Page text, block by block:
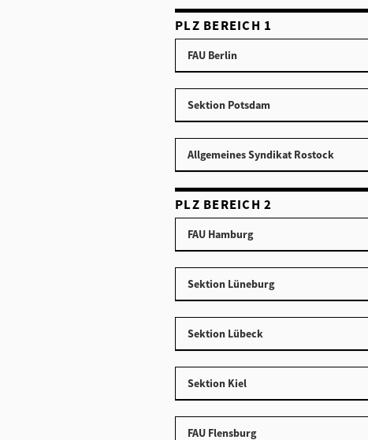
PLZ BEREICH 1
FAU Berlin
Sektion Potsdam
Allgemeines Syndikat Rostock
PLZ BEREICH 2
FAU Hamburg
Sektion Lüneburg
Sektion Lübeck
Sektion Kiel
FAU Flensburg